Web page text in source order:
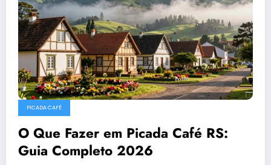
PICADA CAFÉ
O Que Fazer em Picada Café RS:
Guia Completo 2026